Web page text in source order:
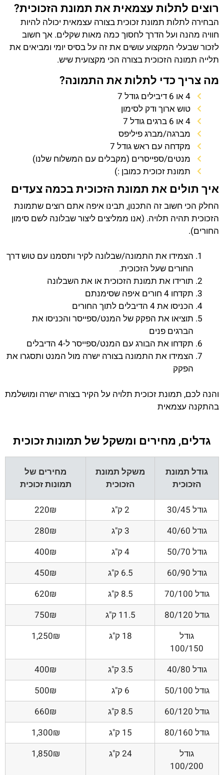
רוצים לתלות עצמאית את תמונת הזכוכית?
הבחירה לתלות תמונת זכוכית בצורה עצמאית יכולה להיות
חוויה מהנה ועל הדרך לחסוך כמה מאות שקלים. אך חשוב
לזכור שבעלי המקצוע עושים את זה על בסיס יומי ומביאים את
תלייה תמונה הזכוכית בצורה הכי מקצועית שיש.
מה צריך כדי לתלות את התמונה?
4 או 6 דיבילים גודל 7
טוש ארוך ודק לסימון
4 או 6 ברגים גודל 7
מברגה/מברג פיליפס
מקדחה עם ראש גודל 7
מנטים/ספייסרים (מקבלים עם המשלוח שלנו)
תמונת זכוכית כמובן :)
איך תולים את תמונת הזכוכית בכמה צעדים
החלק הכי חשוב זה התכנון, תבינו איפה אתם רוצים שתמונת
הזכוכית תהיה תלויה. (אנו ממליצים ליצור שבלונה לשם סימון
החורים).
הצמידו את התמונה/שבלונה לקיר ותסמנו עם טוש דרך
החורים שעל הזכוכית.
תורידו את תמונת הזכוכית או את השבלונה
תקדחו 4 חורים איפה שסימנתם
הכניסו את 4 הדיבלים לתוך החורים
תוציאו את הפקק של המנט/ספייסר והכניסו את
הברגים פנים
תקדחו את הבורג עם המנט/ספייסר ל-4 הדיבלים
הצמידו את התמונה בצורה ישרה מול המנט ותסגרו את
הפקק
והנה לכם, תמונת זכוכית תלויה על הקיר בצורה ישרה ומושלמת
בהתקנה עצמאית
גדלים, מחירים ומשקל של תמונות זכוכית
גודל תמונת
הזכוכית
משקל תמונת
הזכוכית
מחירים של
תמונות זכוכית
גודל 30/45 2 ק"ג
220₪
גודל 40/60
3 ק"ג
280₪
גודל 50/70
4 ק"ג
400₪
גודל 60/90
6.5 ק"ג
450₪
גודל 70/100
8.5 ק"ג
620₪
גודל 80/120
11.5 ק"ג
750₪
גודל
100/150
18 ק"ג 1,250₪
גודל 40/80 3.5 ק"ג
400₪
גודל 50/100
6 ק"ג
500₪
גודל 60/120
8.5 ק"ג
660₪
גודל 80/160
15 ק"ג
1,300₪
גודל
100/200
24 ק"ג 1,850₪